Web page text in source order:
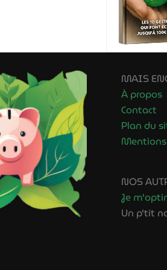
MAIS
À propos
Contact
Plan du
NOS
Je
Un p'tit